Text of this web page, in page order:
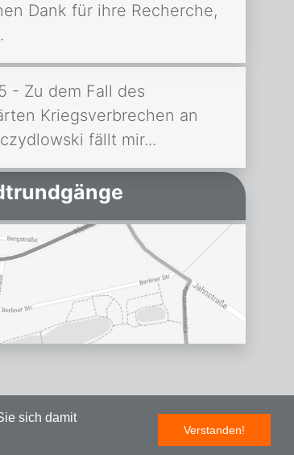
sich damit
Verstanden!
Dank für ihre Recherche,
- Zu dem Fall des
Kriegsverbrechen an
fällt mir...